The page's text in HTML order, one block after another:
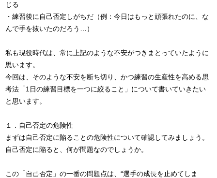
じる
・練習後に自己否定しがちだ（例：今日はもっと頑張れたのに、な
んで手を抜いたのだろう…）
私も現役時代は、常に上記のような不安がつきまとっていたように
思います。
今回は、そのような不安を断ち切り、かつ練習の生産性を高める思
考法「1日の練習目標を一つに絞ること」について書いていきたい
と思います。
１．自己否定の危険性
まずは自己否定に陥ることの危険性について確認してみましょう。
自己否定に陥ると、何が問題なのでしょうか。
この「自己否定」の一番の問題点は、“選手の成長を止めてしま